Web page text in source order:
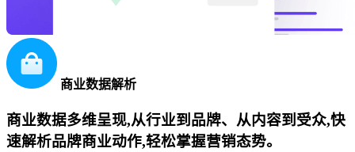
商业数据解析
商业数据多维呈现,从行业到品牌、从内容到受众,快
速解析品牌商业动作,轻松掌握营销态势。